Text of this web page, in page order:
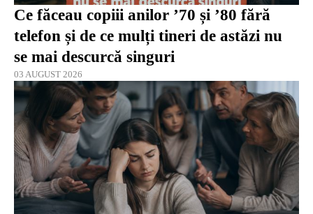
Ce făceau copiii anilor ’70 și ’80 fără
telefon și de ce mulți tineri de astăzi nu
se mai descurcă singuri
03 AUGUST 2026